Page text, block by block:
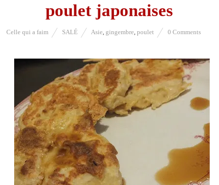
poulet japonaises
Celle qui a faim SALÉ Asie gingembre ,poulet 0 Comments